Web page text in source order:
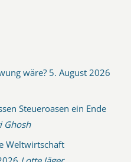
wäre? 5. August 2026
Steueroasen ein Ende
Ghosh
Weltwirtschaft